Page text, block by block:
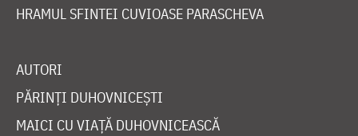
HRAMUL SFINTEI CUVIOASE PARASCHEVA
AUTORI
PĂRINȚI DUHOVNICEȘTI
MAICI CU VIAȚĂ DUHOVNICEASCĂ